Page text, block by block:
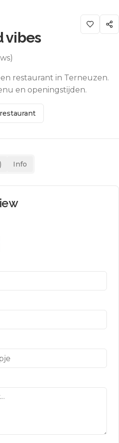
vibes
restaurant in Terneuzen.
en openingstijden.
) Info